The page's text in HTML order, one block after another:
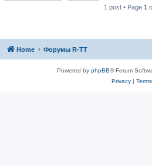
1 post • Page 1
Home Форумы R-TT
Powered by phpBB® Forum
Privacy| Terms